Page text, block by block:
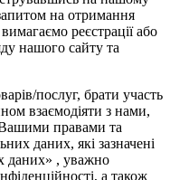
на отримання
реєстрації або
нашого сайту та
послуг, брати участь
взаємодіяти з нами,
правами та
даних, які зазначені
даних» , уважно
а також